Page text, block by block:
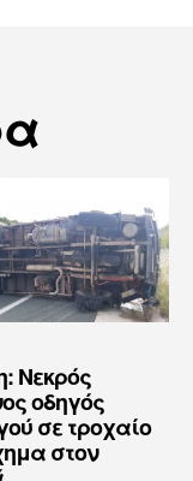
Νεκρός
οδηγός
σε τροχαίο
στον